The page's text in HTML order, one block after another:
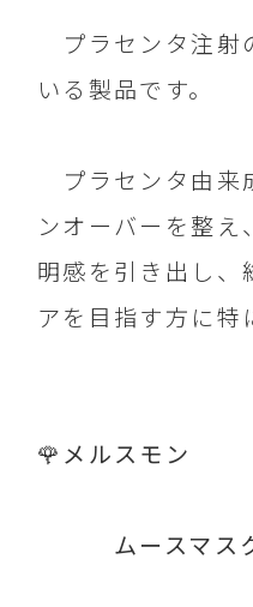
プラセンタ注射
いる製品です。
プラセンタ由来
ンオーバーを整え
明感を引き出し、
アを目指す方に特
🌹メルスモン
ムースマス